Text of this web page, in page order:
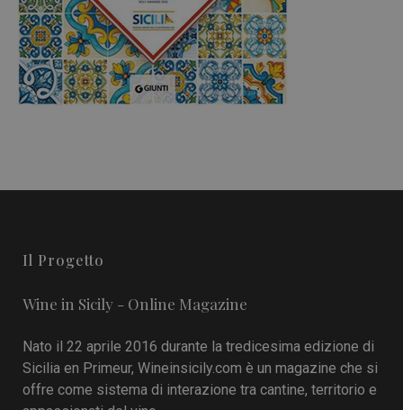
Il Progetto
Wine in Sicily - Online Magazine
Nato il 22 aprile 2016 durante la tredicesima edizione di
Sicilia en Primeur, Wineinsicily.com è un magazine che si
offre come sistema di interazione tra cantine, territorio e